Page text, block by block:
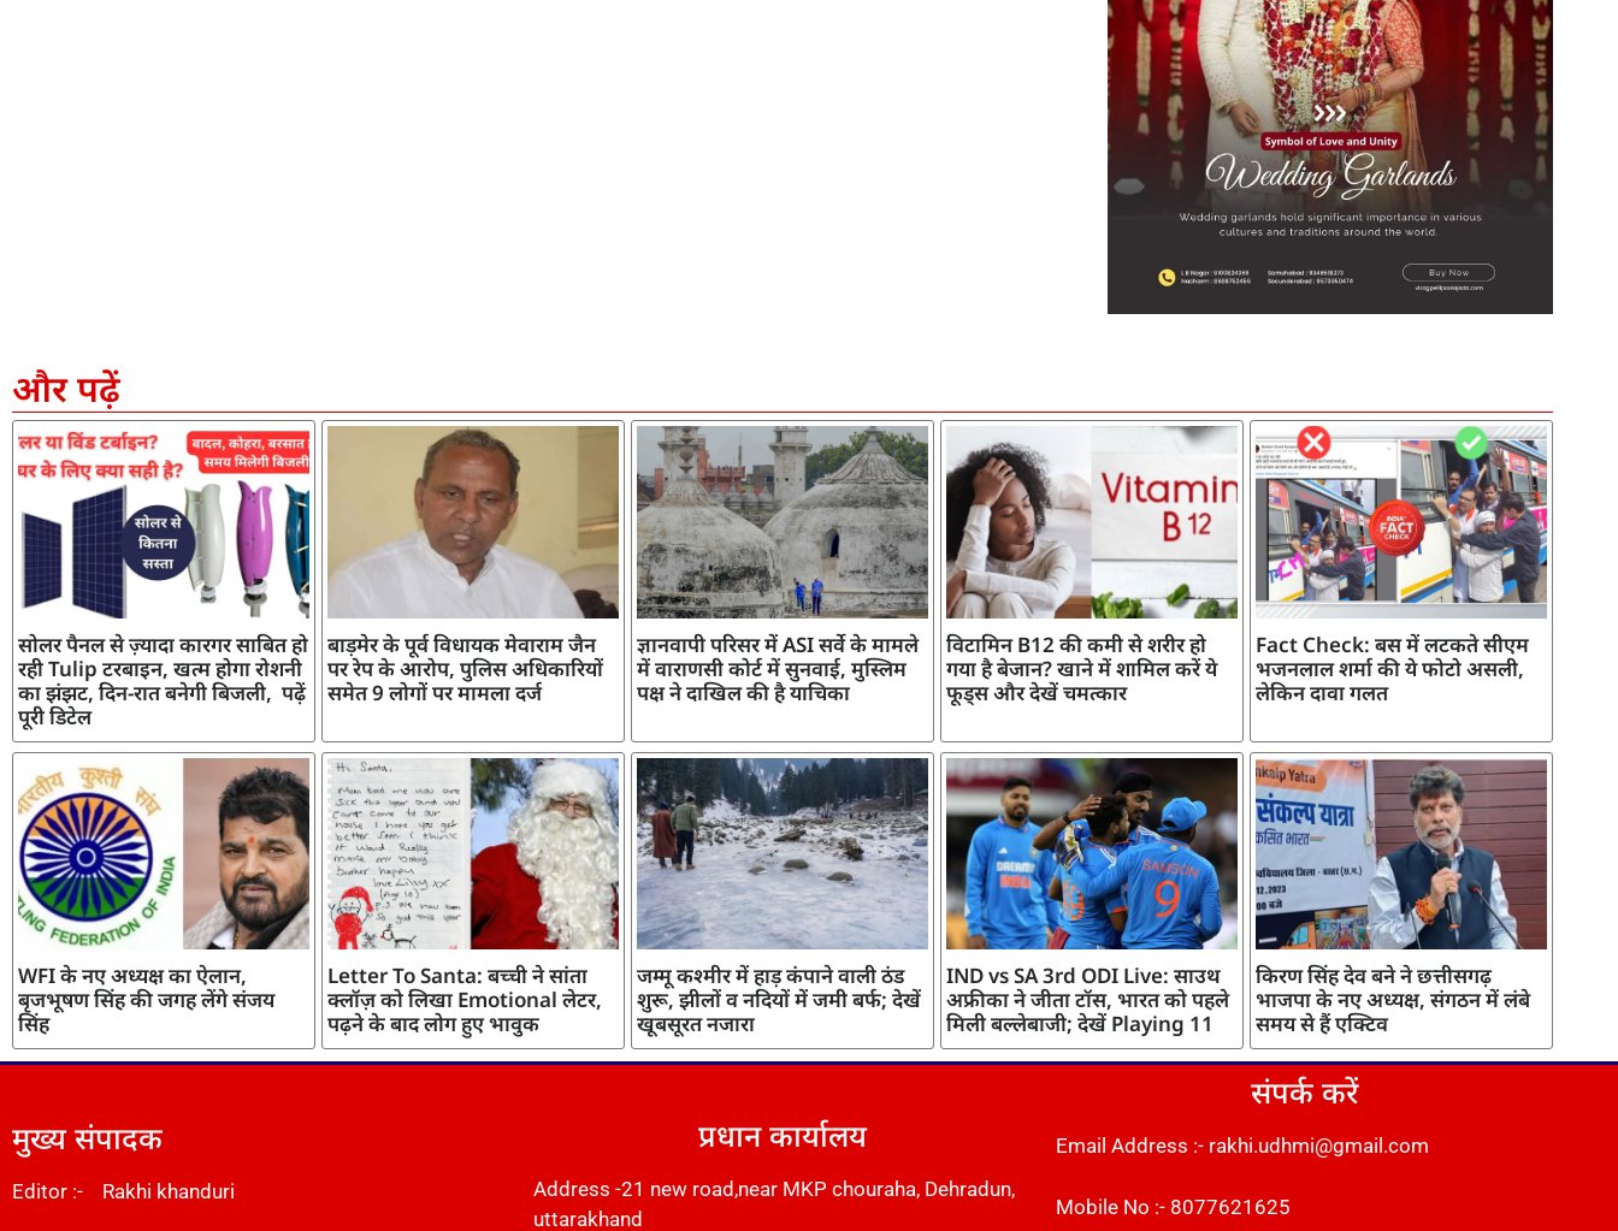
और पढ़ें
सोलर पैनल से ज़्यादा कारगर साबित हो
रही Tulip टरबाइन, खत्म होगा रोशनी
का झंझट, दिन-रात बनेगी बिजली, पढ़ें
पूरी डिटेल
बाड़मेर के पूर्व विधायक मेवाराम जैन
पर रेप के आरोप, पुलिस अधिकारियों
समेत 9 लोगों पर मामला दर्ज
ज्ञानवापी परिसर में ASI सर्वे के मामले
में वाराणसी कोर्ट में सुनवाई, मुस्लिम
पक्ष ने दाखिल की है याचिका
विटामिन B12 की कमी से शरीर हो
गया है बेजान? खाने में शामिल करें ये
फूड्स और देखें चमत्कार
Fact Check: बस में लटकते सीएम
भजनलाल शर्मा की ये फोटो असली,
लेकिन दावा गलत
WFI के नए अध्यक्ष का ऐलान,
बृजभूषण सिंह की जगह लेंगे संजय
सिंह
Letter To Santa: बच्ची ने सांता
क्लॉज़ को लिखा Emotional लेटर,
पढ़ने के बाद लोग हुए भावुक
जम्मू कश्मीर में हाड़ कंपाने वाली ठंड
शुरू, झीलों व नदियों में जमी बर्फ; देखें
खूबसूरत नजारा
IND vs SA 3rd ODI Live: साउथ
अफ्रीका ने जीता टॉस, भारत को पहले
मिली बल्लेबाजी; देखें Playing 11
किरण सिंह देव बने ने छत्तीसगढ़
भाजपा के नए अध्यक्ष, संगठन में लंबे
समय से हैं एक्टिव
मुख्य संपादक
Editor :- Rakhi khanduri
प्रधान कार्यालय
Address -21 new road,near MKP chouraha, Dehradun,
uttarakhand
संपर्क करें
Email Address :- rakhi.udhmi@gmail.com
Mobile No :- 8077621625